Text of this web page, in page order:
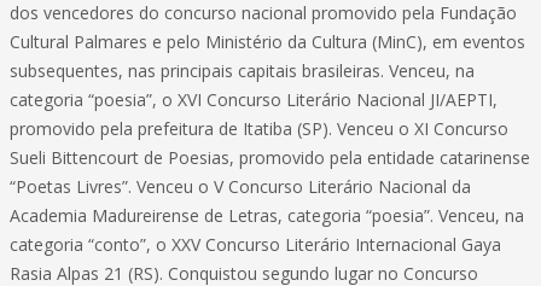
dos vencedores do concurso nacional promovido pela Fundação
Cultural Palmares e pelo Ministério da Cultura (MinC), em eventos
subsequentes, nas principais capitais brasileiras. Venceu, na
categoria “poesia”, o XVI Concurso Literário Nacional JI/AEPTI,
promovido pela prefeitura de Itatiba (SP). Venceu o XI Concurso
Sueli Bittencourt de Poesias, promovido pela entidade catarinense
“Poetas Livres”. Venceu o V Concurso Literário Nacional da
Academia Madureirense de Letras, categoria “poesia”. Venceu, na
categoria “conto”, o XXV Concurso Literário Internacional Gaya
Rasia Alpas 21 (RS). Conquistou segundo lugar no Concurso